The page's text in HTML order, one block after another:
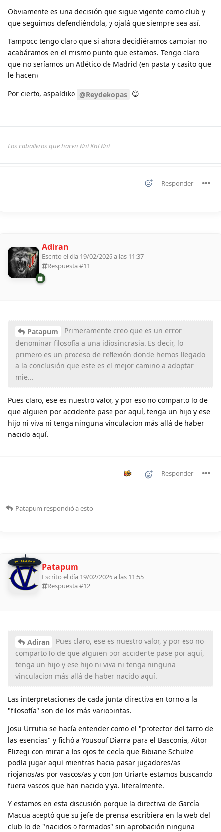
Obviamente es una decisión que sigue vigente como club y
que seguimos defendiéndola, y ojalá que siempre sea así.
Tampoco tengo claro que si ahora decidiéramos cambiar no
acabáramos en el mismo punto que estamos. Tengo claro
que no seríamos un Atlético de Madrid (en pasta y casito que
le hacen)
Por cierto, aspaldiko @Reydekopas 😊
Los caballeros que hacen Kni Kni Kni
Responder
Adiran
Escrito el día 19/02/2026 a las 11:37
Respuesta #11
Patapum
Primeramente creo que es un error
denominar filosofía a una idiosincrasia. Es decir, lo
primero es un proceso de reflexión donde hemos llegado
a la conclusión que este es el mejor camino a adoptar
mie...
Pues claro, ese es nuestro valor, y por eso no comparto lo de
que alguien por accidente pase por aquí, tenga un hijo y ese
hijo ni viva ni tenga ninguna vinculacion más allá de haber
nacido aquí.
Responder
Patapum respondió a esto
BOLILLA 2026 Patapum
Escrito el día 19/02/2026 a las 11:55
Respuesta #12
Adiran
Pues claro, ese es nuestro valor, y por eso no
comparto lo de que alguien por accidente pase por aquí,
tenga un hijo y ese hijo ni viva ni tenga ninguna
vinculacion más allá de haber nacido aquí.
Las interpretaciones de cada junta directiva en torno a la
"filosofía" son de los más variopintas.
Josu Urrutia se hacía entender como el "protector del tarro de
las esencias" y fichó a Yousouf Diarra para el Basconia, Aitor
Elizegi con mirar a los ojos te decía que Bibiane Schulze
podía jugar aquí mientras hacia pasar jugadores/as
riojanos/as por vascos/as y con Jon Uriarte estamos buscando
fuera vascos que han nacido y ya. literalmente.
Y estamos en esta discusión porque la directiva de García
Macua aceptó que su jefe de prensa escribiera en la web del
club lo de "nacidos o formados" sin aprobación ninguna